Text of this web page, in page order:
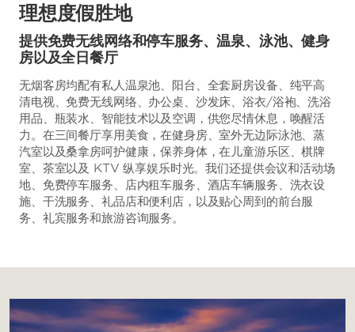
理想度假胜地
提供免费无线网络和停车服务、温泉、泳池、健身
房以及全日餐厅
无烟客房均配有私人温泉池、阳台、全套厨房设备、纯平高
清电视、免费无线网络、办公桌、沙发床、浴衣/浴袍、洗浴
用品、瓶装水、智能技术以及空调，供您尽情休息，唤醒活
力。在三间餐厅享用美食，在健身房、室外无边际泳池、蒸
汽室以及桑拿房呵护健康，保养身体，在儿童游乐区、棋牌
室、茶室以及 KTV 纵享娱乐时光。我们还提供会议和活动场
地、免费停车服务、店内租车服务、酒店车辆服务、洗衣设
施、干洗服务、礼品店和便利店，以及贴心周到的前台服
务、礼宾服务和旅游咨询服务。